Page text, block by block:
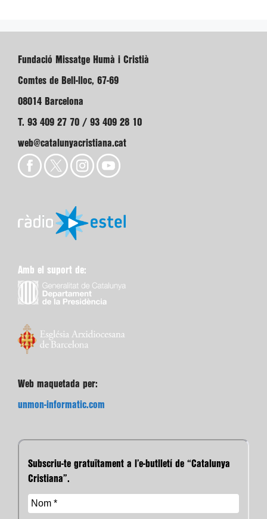
Fundació Missatge Humà i Cristià
Comtes de Bell-lloc, 67-69
08014 Barcelona
T. 93 409 27 70 / 93 409 28 10
web@catalunyacristiana.cat
Amb el suport de:
Web maquetada per:
unmon-informatic.com
Subscriu-te gratuïtament a l’e-butlletí de “Catalunya
Cristiana”.